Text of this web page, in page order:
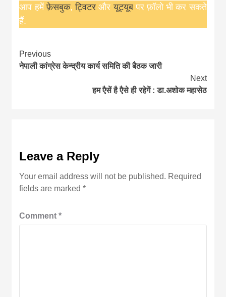
आप हमेंफ़ेसबुक,ट्विटरऔरयूट्यूबपर फ़ॉलो भी कर सकते
हैं.
Continue
Reading
Previous
नेपाली कांग्रेस केन्द्रीय कार्य समिति की बैठक जारी
Next
हम एैसें है एैसे ही रहेगें : डा.अशोक महासेठ
Leave a Reply
Your email address will not be published. Required
fields are marked*
Comment*